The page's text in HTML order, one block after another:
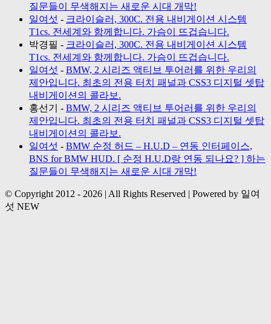
질문들이 무색해지는 새로운 시대 개막!
일여섯 - 크라이슬러, 300C. 전용 내비게이션 시스템
T1cs. 전세계와 함께합니다. 가슴이 뜨겁습니다.
박경필 - 크라이슬러, 300C. 전용 내비게이션 시스템
T1cs. 전세계와 함께합니다. 가슴이 뜨겁습니다.
일여섯 - BMW, 2 시리즈 액티브 투어러를 위한 우리의
제안입니다. 최초의 전용 터치 패널과 CSS3 디지털 셋탑
내비게이션의 콜라보.
홍선기
- BMW, 2 시리즈 액티브 투어러를 위한 우리의
제안입니다. 최초의 전용 터치 패널과 CSS3 디지털 셋탑
내비게이션의 콜라보.
일여섯 - BMW 순정 허드 – H.U.D – 연동 인터페이스,
BNS for BMW HUD. [ 순정 H.U.D랑 연동 되나요? ] 하는
질문들이 무색해지는 새로운 시대 개막!
© Copyright 2012 - 2026 | All Rights Reserved | Powered by 일여
섯 NEW